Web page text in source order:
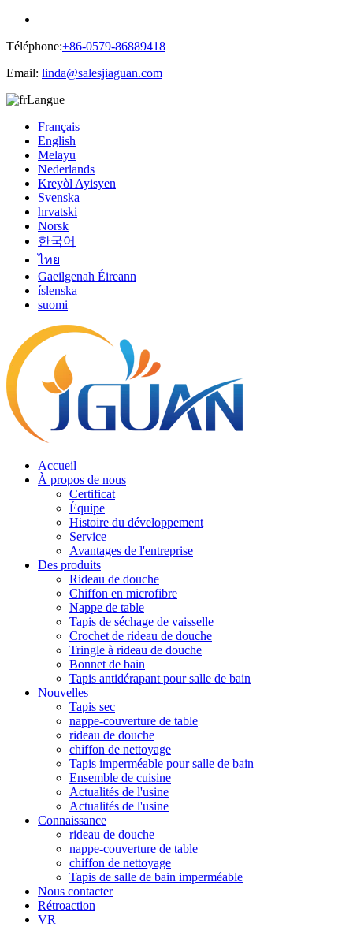
Téléphone:+86-0579-86889418
Email: linda@salesjiaguan.com
Langue
Français
English
Melayu
Nederlands
Kreyòl Ayisyen
Svenska
hrvatski
Norsk
한국어
ไทย
Gaeilgenah Éireann
íslenska
suomi
Accueil
À propos de nous
Certificat
Équipe
Histoire du développement
Service
Avantages de l'entreprise
Des produits
Rideau de douche
Chiffon en microfibre
Nappe de table
Tapis de séchage de vaisselle
Crochet de rideau de douche
Tringle à rideau de douche
Bonnet de bain
Tapis antidérapant pour salle de bain
Nouvelles
Tapis sec
nappe-couverture de table
rideau de douche
chiffon de nettoyage
Tapis imperméable pour salle de bain
Ensemble de cuisine
Actualités de l'usine
Actualités de l'usine
Connaissance
rideau de douche
nappe-couverture de table
chiffon de nettoyage
Tapis de salle de bain imperméable
Nous contacter
Rétroaction
VR